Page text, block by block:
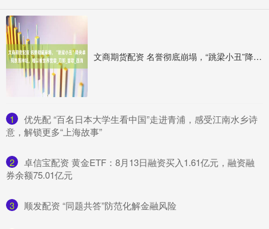
文商期货配资 名誉彻底崩塌，“跳梁小丑”降央卓玛跌落神坛，难以被世界宽容_刀郎_首歌_西海
1
​优先配 “百名日本大学生看中国”走进青浦，感受江南水乡诗
意，解锁更多“上海故事”
2
​卓信宝配资 黄金ETF：8月13日融资买入1.61亿元，融资融
券余额75.01亿元
3 ​顺发配资 “同题共答”防范化解金融风险